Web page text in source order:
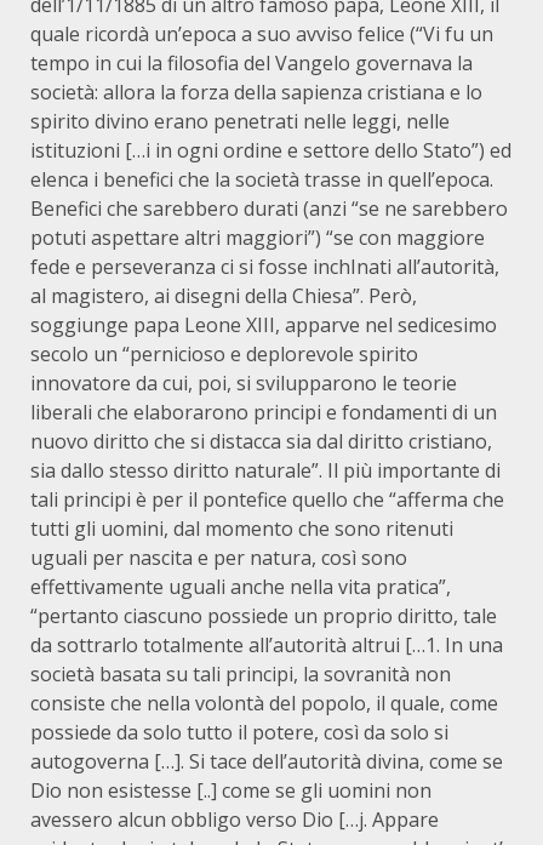
quale ricordà un’epoca a suo avviso felice (“Vi fu un
tempo in cui la filosofia del Vangelo governava la
società: allora la forza della sapienza cristiana e lo
spirito divino erano penetrati nelle leggi, nelle
istituzioni […i in ogni ordine e settore dello Stato”) ed
elenca i benefici che la società trasse in quell’epoca.
Benefici che sarebbero durati (anzi “se ne sarebbero
potuti aspettare altri maggiori”) “se con maggiore
fede e perseveranza ci si fosse inchInati all’autorità,
al magistero, ai disegni della Chiesa”. Però,
soggiunge papa Leone XIII, apparve nel sedicesimo
secolo un “pernicioso e deplorevole spirito
innovatore da cui, poi, si svilupparono le teorie
liberali che elaborarono principi e fondamenti di un
nuovo diritto che si distacca sia dal diritto cristiano,
sia dallo stesso diritto naturale”. Il più importante di
tali principi è per il pontefice quello che “afferma che
tutti gli uomini, dal momento che sono ritenuti
uguali per nascita e per natura, così sono
effettivamente uguali anche nella vita pratica”,
“pertanto ciascuno possiede un proprio diritto, tale
da sottrarlo totalmente all’autorità altrui […1. In una
società basata su tali principi, la sovranità non
consiste che nella volontà del popolo, il quale, come
possiede da solo tutto il potere, così da solo si
autogoverna […]. Si tace dell’autorità divina, come se
Dio non esistesse [..] come se gli uomini non
avessero alcun obbligo verso Dio […j. Appare